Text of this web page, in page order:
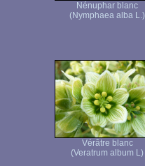
Nénuphar blanc
(Nymphaea alba L.)
Vérâtre blanc
(Veratrum album L)